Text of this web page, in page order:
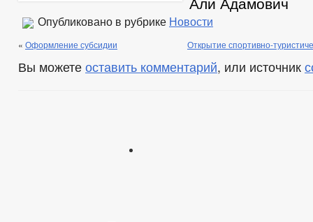
Опубликовано в рубрике Новости
« Оформление субсидии Открытие спортивно-
Вы можете оставить комментарий, или источник